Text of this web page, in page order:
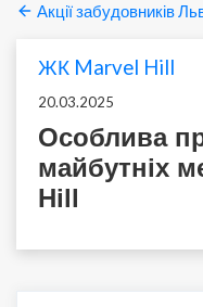
Акції забудовників
ЖК Marvel Hill
20.03.2025
Особлива
майбутніх
Hill